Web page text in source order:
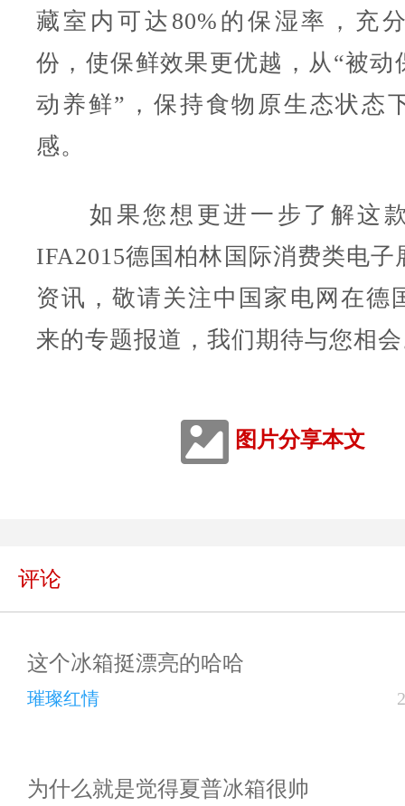
藏室内可达80%的保湿率，充
份，使保鲜效果更优越，从“被动
动养鲜”，保持食物原生态状态
感。
如果您想更进一步了解这
IFA2015德国柏林国际消费类电子
资讯，敬请关注中国家电网在德
来的专题报道，我们期待与您相
图片分享本文
评论
这个冰箱挺漂亮的哈哈
璀璨红情
为什么就是觉得夏普冰箱很帅